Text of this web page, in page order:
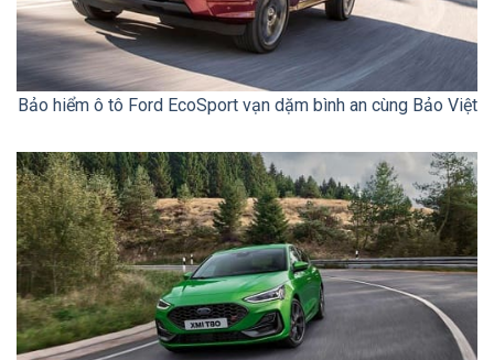
Bảo hiểm ô tô Ford EcoSport vạn dặm bình an cùng Bảo Việt